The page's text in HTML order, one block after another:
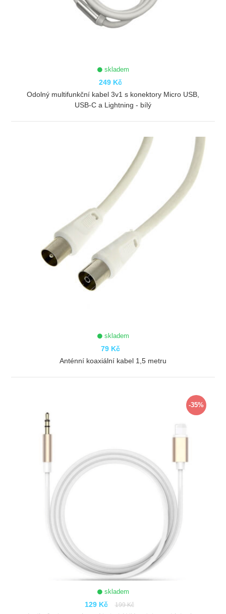
skladem
249 Kč
Odolný multifunkční kabel 3v1 s konektory Micro USB,
USB-C a Lightning - bílý
skladem
79 Kč
Anténní koaxiální kabel 1,5 metru
-35%
skladem
129 Kč 199 Kč